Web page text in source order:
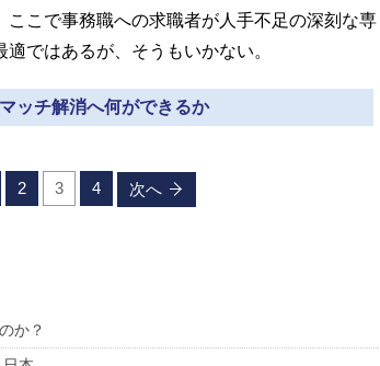
こで事務職への求職者が人手不足の深刻な専
ではあるが、そうもいかない。
ッチ解消へ何ができるか
2 3 4 次へ
か？